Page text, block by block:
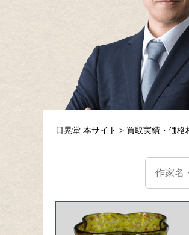
日晃堂 本サイト 買取実績・価格